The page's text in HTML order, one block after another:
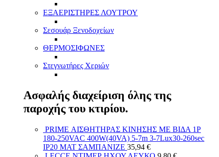
ΕΞΑΕΡΙΣΤΗΡΕΣ ΛΟΥΤΡΟΥ
Σεσουάρ Ξενοδοχείων
ΘΕΡΜΟΣΙΦΩΝΕΣ
Στεγνωτήρες Χεριών
Ασφαλής διαχείριση όλης της
παροχής του κτιρίου.
PRIME ΑΙΣΘΗΤΗΡΑΣ ΚΙΝΗΣΗΣ ΜΕ ΒΙΔΑ 1P
180-250VAC 400W(40VA) 5-7m 3-7Lux30-260sec
IP20 MAT ΣΑΜΠΑΝΙΖΕ 35,94 €